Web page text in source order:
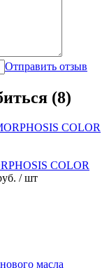
Отправить отзыв
(8)
COLOR
/ шт